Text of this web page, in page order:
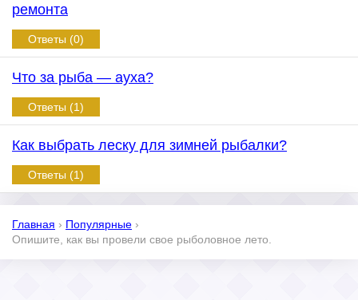
ремонта
Ответы (0)
Что за рыба — ауха?
Ответы (1)
Как выбрать леску для зимней рыбалки?
Ответы (1)
Главная › Популярные ›
Опишите, как вы провели свое рыболовное лето.